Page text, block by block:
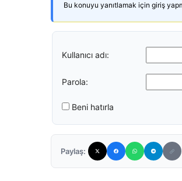
Bu konuyu yanıtlamak için giriş
Kullanıcı adı:
Parola:
Beni hatırla
Paylaş: